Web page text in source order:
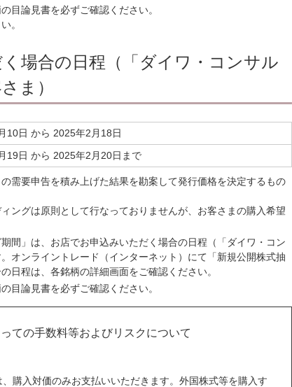
目論見書を必ずご確認ください。
。
場合の日程（「ダイワ・コンサル
ま）
10日 から 2025年2月18日
19日 から 2025年2月20日まで
需要申告を積み上げた結果を勘案して発行価格を決定するもの
ングは原則として行なっておりませんが、お客さまの購入希望
間」は、お店でお申込みいただく場合の日程（「ダイワ・コン
オンライントレード（インターネット）にて「新規公開株式抽
日程は、各銘柄の詳細画面をご確認ください。
目論見書を必ずご確認ください。
ての手数料等およびリスクについて
購入対価のみお支払いいただきます。外国株式等を購入す